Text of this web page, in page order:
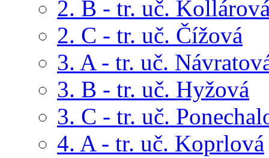
2. B - tr. uč.
2. C - tr. uč. Čížová
3. A - tr. uč.
3. B - tr. uč. Hyžová
3. C - tr. uč.
4. A - tr. uč. Koprlová